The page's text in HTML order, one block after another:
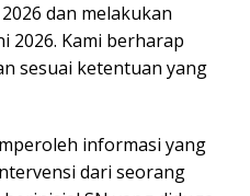
dan melakukan
2026. Kami berharap
sesuai ketentuan yang
informasi yang
dari seorang